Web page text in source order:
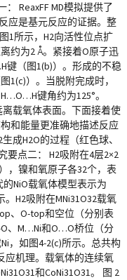
ReaxFF MD模拟提供了
应是基元反应的证据。整
1所示，H2向活性位点扩
约为2 Å。紧接着O原子迅
键（图1(b)）。形成的不稳
1(c)）。当脱附完成时，
键角约为125°。
载氧体表面。下面接着使
和能量更准确地描述反应
成H2O的过程（红色球、
要点二： H2吸附在4层2×2
，镍和氧原子各32个，表
NiO载氧体模型表示为
。H2吸附在MNi31O32载氧
、O-top和空位（分别表
、M…Ni和O…O桥位（分
，如图4-2(c)所示。总共构
应机理。载氧体的连续氧
和CoNi31O31。 图 2